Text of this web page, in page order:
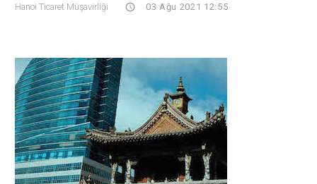
Hanoi Ticaret Müşavirliği 03 Ağu 2021 12:55